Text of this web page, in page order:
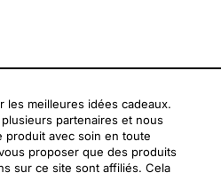
les meilleures idées cadeaux.
partenaires et nous
produit avec soin en toute
proposer que des produits
sur ce site sont affiliés. Cela